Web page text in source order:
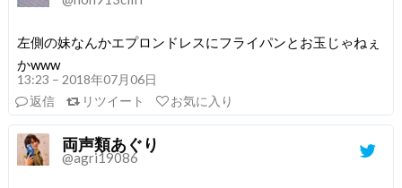
左側の妹なんかエプロンドレスにフライパンとお玉じゃねぇ
かwww
13:23 – 2018年07月06日
返信
リツイート お気に入り
両声類あぐり
@agri19086